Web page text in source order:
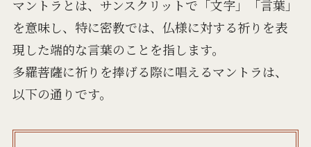
マントラとは、サンスクリットで「文字」「言葉」
を意味し、特に密教では、仏様に対する祈りを表
現した端的な言葉のことを指します。
多羅菩薩に祈りを捧げる際に唱えるマントラは、
以下の通りです。